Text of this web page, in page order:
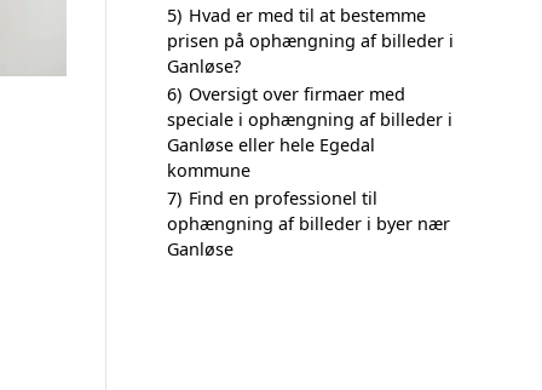
5) Hvad er med til at bestemme
prisen på ophængning af billeder i
Ganløse?
6) Oversigt over firmaer med
speciale i ophængning af billeder i
Ganløse eller hele Egedal
kommune
7) Find en professionel til
ophængning af billeder i byer nær
Ganløse